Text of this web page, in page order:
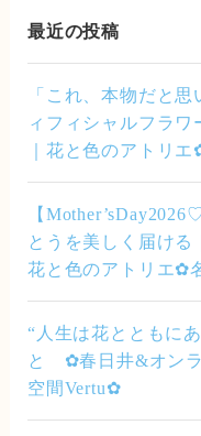
最近の投稿
「これ、本物だと
ィフィシャルフラ
｜花と色のアトリ
【
とうを美しく届ける
花と色のアトリエ✿
“人生は花とともに
と ✿春日井&オン
空間Vertu✿